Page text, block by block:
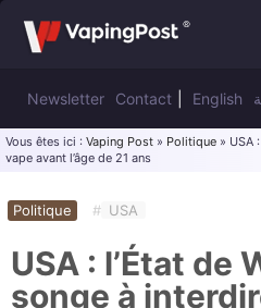
Newsletter Contact English
Vous êtes ici : Vaping Post » Politique » USA
vape avant l’âge de 21 ans
Politique # USA
USA : l’État de
songe à